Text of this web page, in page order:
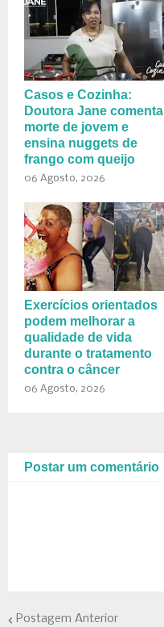
Casos e Cozinha:
Doutora Jane comenta
morte de jovem e
ensina nuggets de
frango com queijo
06 Agosto, 2026
Exercícios orientados
podem melhorar a
qualidade de vida
durante o tratamento
contra o câncer
06 Agosto, 2026
Postar um comentário
Postagem Anterior